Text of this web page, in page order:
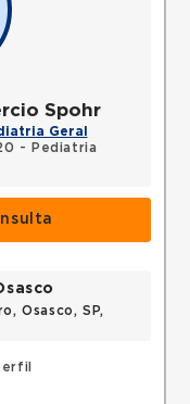
Spohr
Geral
- Pediatria
Osasco, SP,